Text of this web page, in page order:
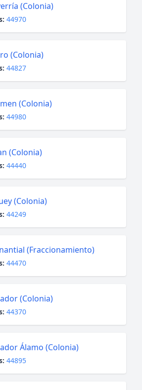
(Colonia)
44970
(Colonia)
44827
(Colonia)
44980
(Colonia)
44440
(Colonia)
44249
(Fraccionamiento)
44470
(Colonia)
44370
Álamo (Colonia)
44895